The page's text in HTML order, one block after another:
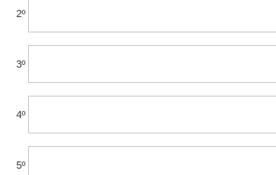
2º
3º
4º
5º